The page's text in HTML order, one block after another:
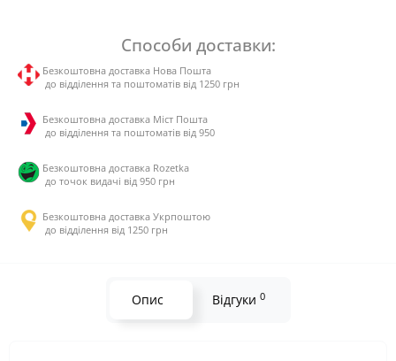
Способи доставки:
Безкоштовна доставка Нова Пошта
до відділення та поштоматів від 1250 грн
Безкоштовна доставка Міст Пошта
до відділення та поштоматів від 950
Безкоштовна доставка Rozetka
до точок видачі від 950 грн
Безкоштовна доставка Укрпоштою
до відділення від 1250 грн
Опис Відгуки 0